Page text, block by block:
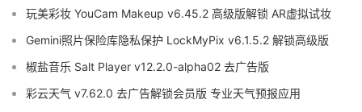
玩美彩妆 YouCam Makeup v6.45.2 高级版解锁 AR虚拟试妆
Gemini照片保险库隐私保护 LockMyPix v6.1.5.2 解锁高级版
椒盐音乐 Salt Player v12.2.0-alpha02 去广告版
彩云天气 v7.62.0 去广告解锁会员版 专业天气预报应用